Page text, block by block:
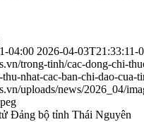
04:00 2026-04-03T21:33:11-
trong-tinh/cac-dong-chi-
nhat-cac-ban-chi-dao-cua-
uploads/news/2026_04/
Đảng bộ tỉnh Thái Nguyên